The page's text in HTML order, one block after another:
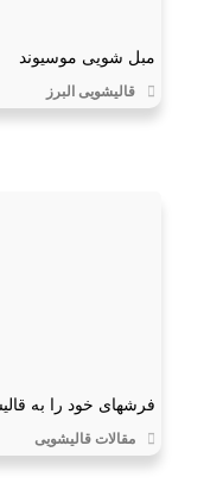
مبل شویی موسیوند
قالیشویی البرز
فرشهای خود را به
مقالات قالیشویی